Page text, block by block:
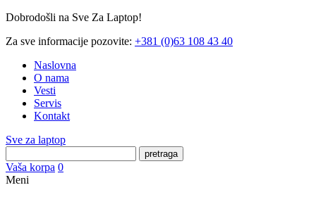
Dobrodošli na Sve Za Laptop!
Za sve informacije pozovite: +381 (0)63 108 43 40
Naslovna
O nama
Vesti
Servis
Kontakt
Sve za laptop
pretraga
Vaša korpa 0
Meni